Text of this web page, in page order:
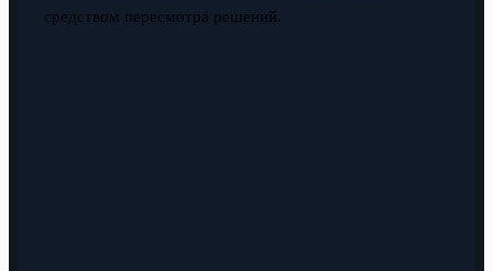
средством пересмотра решений.